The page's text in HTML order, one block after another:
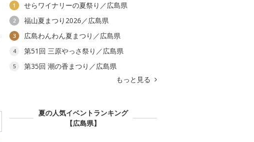
1 せらワイナリーの夏祭り／広島県
2 福山夏まつり2026／広島県
3 広島わんわん夏まつり／広島県
4 第51回 三原やっさ祭り／広島県
5
第35回 潮の香まつり／広島県
もっと見る
夏の人気イベントランキング
【広島県】